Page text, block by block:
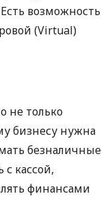
возможность
(Virtual)
не только
бизнесу нужна
безналичные
с кассой,
финансами